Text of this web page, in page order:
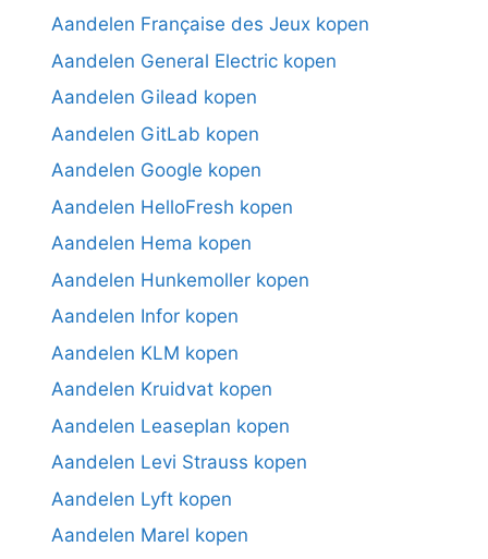
Aandelen Française des Jeux kopen
Aandelen General Electric kopen
Aandelen Gilead kopen
Aandelen GitLab kopen
Aandelen Google kopen
Aandelen HelloFresh kopen
Aandelen Hema kopen
Aandelen Hunkemoller kopen
Aandelen Infor kopen
Aandelen KLM kopen
Aandelen Kruidvat kopen
Aandelen Leaseplan kopen
Aandelen Levi Strauss kopen
Aandelen Lyft kopen
Aandelen Marel kopen